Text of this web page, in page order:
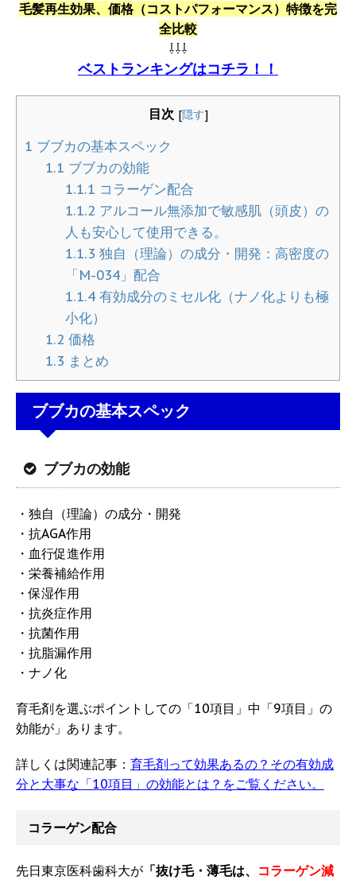
毛髪再生効果、価格（コストパフォーマンス）特徴を完
全比較
⇩⇩⇩
ベストランキングはコチラ！！
目次 [隠す]
1 ブブカの基本スペック
1.1 ブブカの効能
1.1.1 コラーゲン配合
1.1.2 アルコール無添加で敏感肌（頭皮）の
人も安心して使用できる。
1.1.3 独自（理論）の成分・開発：高密度の
「M-034」配合
1.1.4 有効成分のミセル化（ナノ化よりも極
小化）
1.2 価格
1.3 まとめ
ブブカの基本スペック
ブブカの効能
・独自（理論）の成分・開発
・抗AGA作用
・血行促進作用
・栄養補給作用
・保湿作用
・抗炎症作用
・抗菌作用
・抗脂漏作用
・ナノ化
育毛剤を選ぶポイントしての「10項目」中「9項目」の
効能が」あります。
詳しくは関連記事： 育毛剤って効果あるの？その有効成
分と大事な「10項目」の効能とは？をご覧ください。
コラーゲン配合
先日東京医科歯科大が 「抜け毛・薄毛は、 コラーゲン減